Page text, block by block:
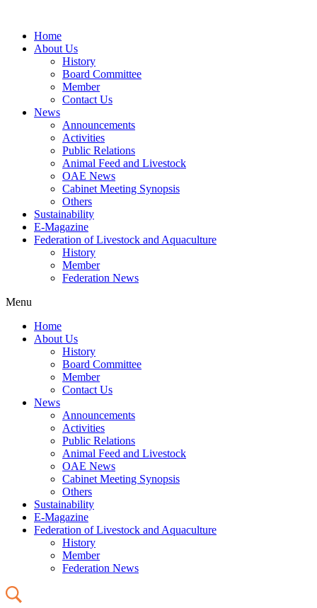
Home
About Us
History
Board Committee
Member
Contact Us
News
Announcements
Activities
Public Relations
Animal Feed and Livestock
OAE News
Cabinet Meeting Synopsis
Others
Sustainability
E-Magazine
Federation of Livestock and Aquaculture
History
Member
Federation News
Menu
Home
About Us
History
Board Committee
Member
Contact Us
News
Announcements
Activities
Public Relations
Animal Feed and Livestock
OAE News
Cabinet Meeting Synopsis
Others
Sustainability
E-Magazine
Federation of Livestock and Aquaculture
History
Member
Federation News